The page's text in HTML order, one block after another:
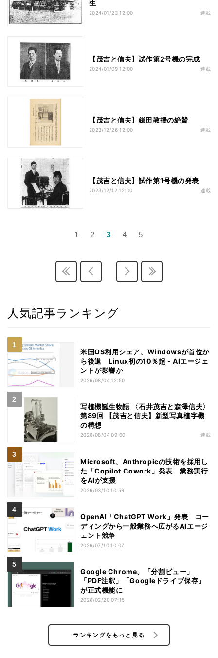
生
2024/01/23 12:00 連載
【茂吉と信夫】試作第2号機の完成
2024/01/09 12:00 連載
【茂吉と信夫】鎌田教授の絶賛
2023/12/26 12:00 連載
【茂吉と信夫】試作第1号機の発表
2023/12/12 12:00 連載
1 2 3 4 5
人気記事ランキング
米国OS利用シェア、Windowsが首位か
ら後退 Linux初の10％超 - AIエージェ
ントが影響か
2026/08/04 12:50
写植機誕生物語 〈石井茂吉と森澤信夫〉
第89回 【茂吉と信夫】新型写真植字機
の構想
2026/08/04 09:00 連載
Microsoft、Anthropicの技術を採用し
た「Copilot Cowork」発表 業務実行
をAIが支援
2026/03/10 10:59
OpenAI「ChatGPT Work」発表 コー
ディングから一般業務へ広がるAIエージ
ェント競争
2026/07/10 10:07
Google Chrome、「分割ビュー」
「PDF注釈」「Googleドライブ保存」
が正式機能に
2026/02/20 07:15
ランキングをもっと見る